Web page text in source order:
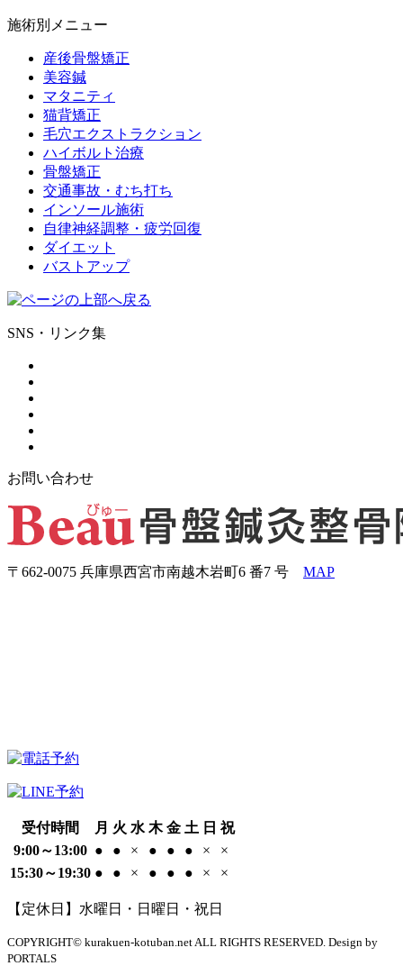
施術別メニュー
産後骨盤矯正
美容鍼
マタニティ
猫背矯正
毛穴エクストラクション
ハイボルト治療
骨盤矯正
交通事故・むち打ち
インソール施術
自律神経調整・疲労回復
ダイエット
バストアップ
SNS・リンク集
お問い合わせ
〒662-0075 兵庫県西宮市南越木岩町6 番7 号 MAP
受付時間 月 火 水 木 金 土 日 祝
9:00～13:00 ● ● × ● ● ● ×
×
15:30～19:30 ● ● × ● ● ● × ×
【定休日】水曜日・日曜日・祝日
COPYRIGHT© kurakuen-kotuban.net ALL RIGHTS RESERVED. Design by
PORTALS